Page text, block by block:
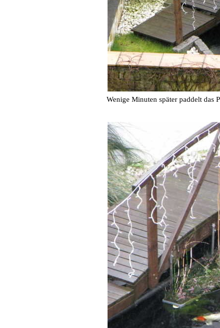
Wenige Minuten später paddelt das